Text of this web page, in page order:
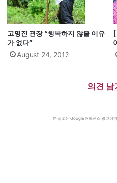
고명진 관장 “행복하지 않을 이유
가 없다”
August 24, 2012
의견 남
본 광고는 Google 애드센스 광고이